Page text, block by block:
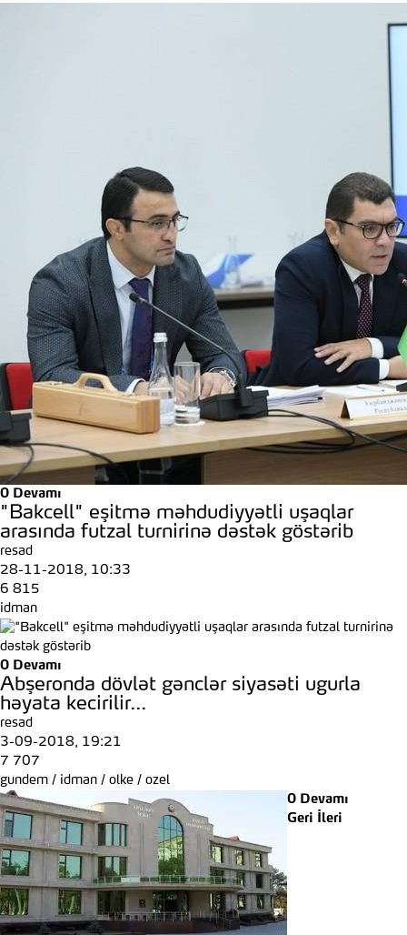
0 Devamı
"Bakcell" eşitmə məhdudiyyətli uşaqlar
arasında futzal turnirinə dəstək göstərib
resad
28-11-2018, 10:33
6 815
idman
0 Devamı
Abşeronda dövlət gənclər siyasəti ugurla
həyata kecirilir...
resad
3-09-2018, 19:21
7 707
gundem / idman / olke / ozel
0 Devamı
Geri
İleri